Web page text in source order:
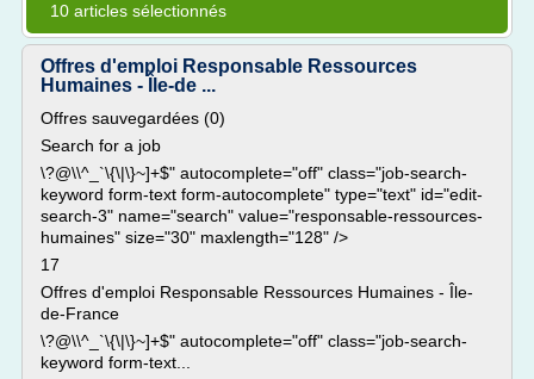
10 articles sélectionnés
Offres d'emploi Responsable Ressources
Humaines - Île-de ...
Offres sauvegardées (0)
Search for a job
\?@\\^_`\{\|\}~]+$" autocomplete="off" class="job-search-
keyword form-text form-autocomplete" type="text" id="edit-
search-3" name="search" value="responsable-ressources-
humaines" size="30" maxlength="128" />
17
Offres d'emploi Responsable Ressources Humaines - Île-
de-France
\?@\\^_`\{\|\}~]+$" autocomplete="off" class="job-search-
keyword form-text...